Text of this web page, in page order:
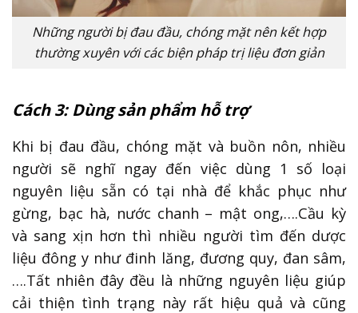
Những người bị đau đầu, chóng mặt nên kết hợp
thường xuyên với các biện pháp trị liệu đơn giản
Cách 3: Dùng sản phẩm hỗ trợ
Khi bị đau đầu, chóng mặt và buồn nôn, nhiều
người sẽ nghĩ ngay đến việc dùng 1 số loại
nguyên liệu sẵn có tại nhà để khắc phục như
gừng, bạc hà, nước chanh – mật ong,….Cầu kỳ
và sang xịn hơn thì nhiều người tìm đến dược
liệu đông y như đinh lăng, đương quy, đan sâm,
….Tất nhiên đây đều là những nguyên liệu giúp
cải thiện tình trạng này rất hiệu quả và cũng